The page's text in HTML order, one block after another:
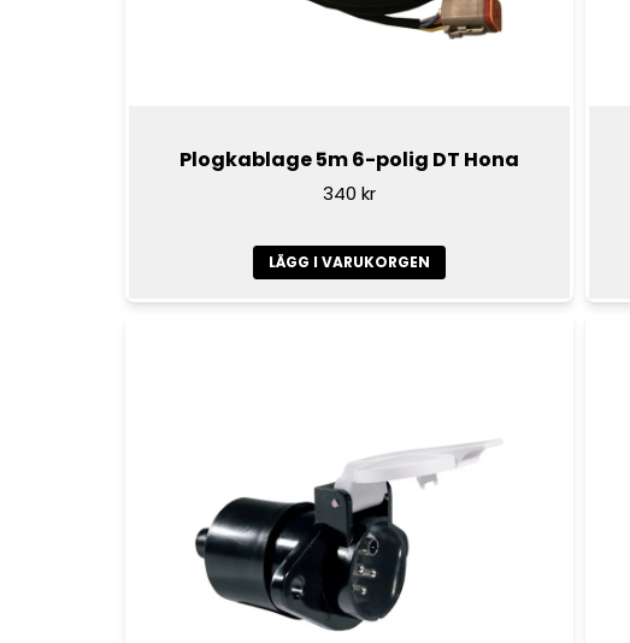
Plogkablage 5m 6-polig DT Hona
340 kr
LÄGG I VARUKORGEN